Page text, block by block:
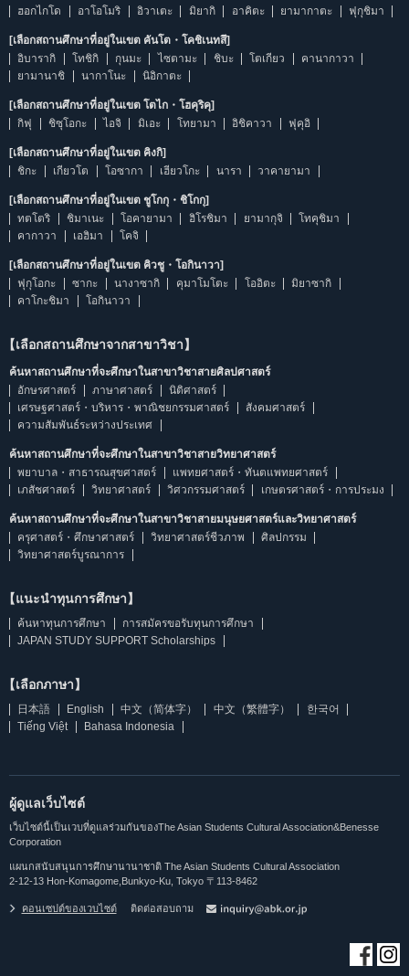
ฮอกไกโด
อาโอโมริ อิวาเตะ มิยากิ อาคิตะ ยามากาตะ ฟุกุชิมา
[เลือกสถานศึกษาที่อยู่ในเขต คันโต・โคชิเนทสึ]
อิบารากิ
โทชิกิ กุนมะ ไซตามะ ชิบะ โตเกียว
คานากาวา
ยามานาชิ
นากาโนะ นิอิกาตะ
[เลือกสถานศึกษาที่อยู่ในเขต โตไก・โฮคุริคุ]
กิฟุ
ชิซุโอกะ ไอจิ มิเอะ โทยามา อิชิคาวา ฟุคุอิ
[เลือกสถานศึกษาที่อยู่ในเขต คิงกิ]
ชิกะ
เกียวโต โอซากา เฮียวโกะ นารา วาคายามา
[เลือกสถานศึกษาที่อยู่ในเขต ชูโกกุ・ชิโกกุ]
ทตโตริ
ชิมาเนะ โอคายามา ฮิโรชิมา ยามากุจิ
โทคุชิมา
คากาวา
เอฮิมา โคจิ
[เลือกสถานศึกษาที่อยู่ในเขต คิวชู・โอกินาวา]
ฟุกุโอกะ
ซากะ นางาซากิ คุมาโมโตะ โออิตะ
มิยาซากิ
คาโกะชิมา
โอกินาวา
【เลือกสถานศึกษาจากสาขาวิชา】
ค้นหาสถานศึกษาที่จะศึกษาในสาขาวิชาสายศิลปศาสตร์
อักษรศาสตร์
ภาษาศาสตร์
นิติศาสตร์
เศรษฐศาสตร์・บริหาร・พาณิชยกรรมศาสตร์
สังคมศาสตร์
ความสัมพันธ์ระหว่างประเทศ
ค้นหาสถานศึกษาที่จะศึกษาในสาขาวิชาสายวิทยาศาสตร์
พยาบาล・สาธารณสุขศาสตร์
แพทยศาสตร์・ทันตแพทยศาสตร์
เภสัชศาสตร์
วิทยาศาสตร์ วิศวกรรมศาสตร์ เกษตรศาสตร์・การประมง
ค้นหาสถานศึกษาที่จะศึกษาในสาขาวิชาสายมนุษยศาสตร์และวิทยาศาสตร์
ครุศาสตร์・ศึกษาศาสตร์
วิทยาศาสตร์ชีวภาพ
ศิลปกรรม
วิทยาศาสตร์บูรณาการ
【แนะนำทุนการศึกษา】
ค้นหาทุนการศึกษา
การสมัครขอรับทุนการศึกษา
JAPAN STUDY SUPPORT Scholarships
【เลือกภาษา】
日本語 English 中文（简体字） 中文（繁體字）
한국어
Tiếng Việt
Bahasa Indonesia
ผู้ดูแลเว็บไซต์
เว็บไซต์นี้เป็นเวบที่ดูแลร่วมกันของThe Asian Students Cultural Association&Benesse
Corporation
แผนกสนับสนุนการศึกษานานาชาติ The Asian Students Cultural Association
2-12-13 Hon-Komagome,Bunkyo-Ku, Tokyo 〒113-8462
คอนเซปต์ของเวบไซต์ ติดต่อสอบถาม